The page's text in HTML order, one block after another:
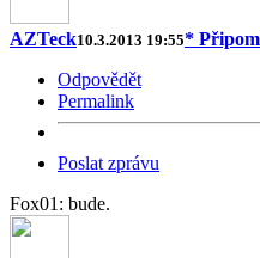
AZTeck10.3.2013 19:55*
Odpovědět
Permalink
Poslat zprávu
Fox01: bude.